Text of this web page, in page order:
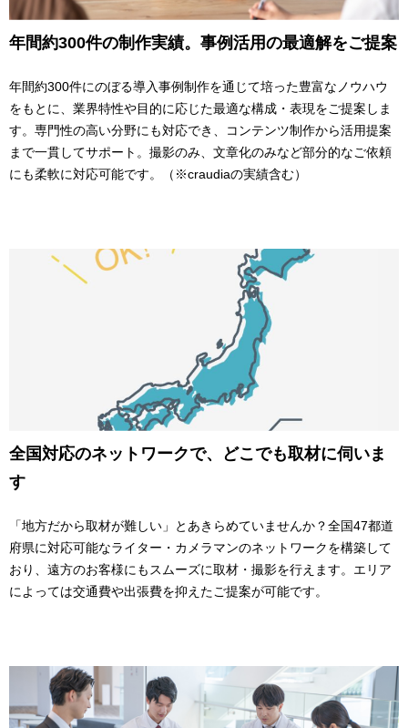
年間約300件の制作実績。事例活用の最適解をご提案
年間約300件にのぼる導入事例制作を通じて培った豊富なノウハウ
をもとに、業界特性や目的に応じた最適な構成・表現をご提案しま
す。専門性の高い分野にも対応でき、コンテンツ制作から活用提案
まで一貫してサポート。撮影のみ、文章化のみなど部分的なご依頼
にも柔軟に対応可能です。（※craudiaの実績含む）
全国対応のネットワークで、どこでも取材に伺いま
す
「地方だから取材が難しい」とあきらめていませんか？全国47都道
府県に対応可能なライター・カメラマンのネットワークを構築して
おり、遠方のお客様にもスムーズに取材・撮影を行えます。エリア
によっては交通費や出張費を抑えたご提案が可能です。